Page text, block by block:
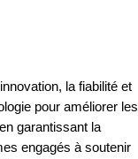
la fiabilité et
pour améliorer les
garantissant la
engagés à soutenir